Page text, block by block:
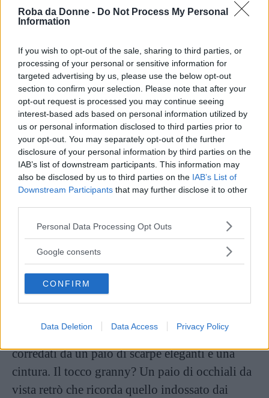
Roba da Donne - Do Not Process My Personal
Information
If you wish to opt-out of the sale, sharing to third parties, or
processing of your personal or sensitive information for
targeted advertising by us, please use the below opt-out
section to confirm your selection. Please note that after your
opt-out request is processed you may continue seeing
interest-based ads based on personal information utilized by
us or personal information disclosed to third parties prior to
your opt-out. You may separately opt-out of the further
disclosure of your personal information by third parties on the
IAB’s list of downstream participants. This information may
also be disclosed by us to third parties on the IAB’s List of
Downstream Participants that may further disclose it to other
Please note that this website/app uses one or more Google
not limited to your visit or usage behaviour. You may click to
use your data for below specified purposes in below Google
consent section.
Personal Data Processing Opt Outs
Google consents
CONFIRM
Data Deletion Data Access Privacy Policy
Un post condiviso da Chiara Ferragni ✨ (@chiaraferragni)
In occasione della recente Milano Fashion
Week 2022,Chiara Ferragni e Fedez hanno
look firmato dalla Maison italiana che
rispecchia lo stile Granny chic.
Continua a leggere dopo la pubblicità
a V, una camicia e un pantalone classico
corredati da un paio di scarpe eleganti e una
cintura. Il tocco granny? Un paio di occhiali da
vista retrò che ricorda quello indossato dai